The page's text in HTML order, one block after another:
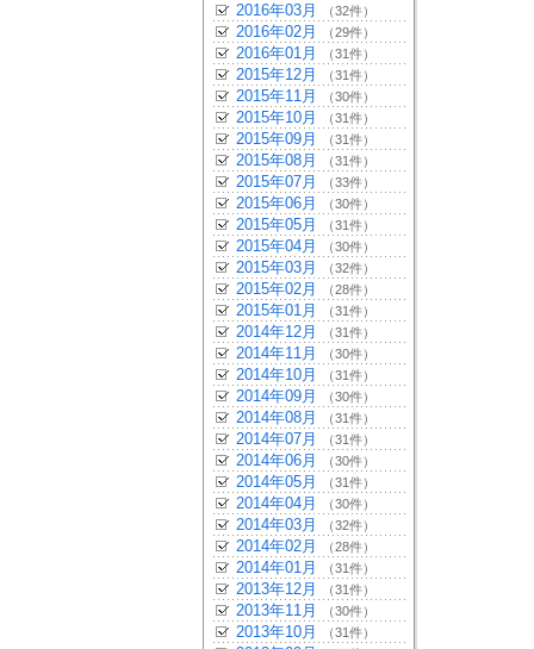
2016年03月 （32件）
2016年02月 （29件）
2016年01月 （31件）
2015年12月 （31件）
2015年11月 （30件）
2015年10月 （31件）
2015年09月 （31件）
2015年08月 （31件）
2015年07月 （33件）
2015年06月 （30件）
2015年05月 （31件）
2015年04月 （30件）
2015年03月 （32件）
2015年02月 （28件）
2015年01月 （31件）
2014年12月 （31件）
2014年11月 （30件）
2014年10月 （31件）
2014年09月 （30件）
2014年08月 （31件）
2014年07月 （31件）
2014年06月 （30件）
2014年05月 （31件）
2014年04月 （30件）
2014年03月 （32件）
2014年02月 （28件）
2014年01月 （31件）
2013年12月 （31件）
2013年11月 （30件）
2013年10月 （31件）